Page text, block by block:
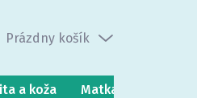
Nákupný
Prázdny košík
a koža Matka a dieťa